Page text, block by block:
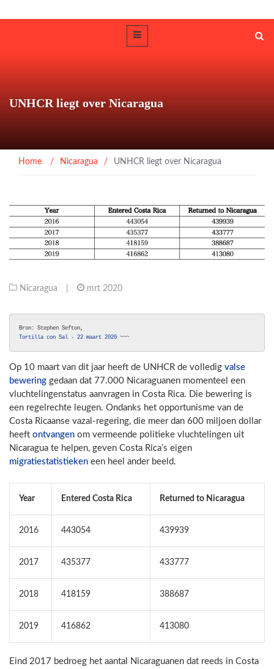
UNHCR liegt over Nicaragua
Home / Nicaragua / UNHCR liegt over Nicaragua
Nicaragua mrt 2020
Tortilla con Sal - 22 maart 2020 ~~~
Op 10 maart van dit jaar heeft de UNHCR de volledig valse
bewering gedaan dat 77.000 Nicaraguanen momenteel een
vluchtelingenstatus aanvragen in Costa Rica. Die bewering is
een regelrechte leugen. Ondanks het opportunisme van de
Costa Ricaanse vazal-regering, die meer dan 600 miljoen dollar
heeft ontvangen om vermeende politieke vluchtelingen uit
Nicaragua te helpen, geven Costa Rica’s eigen
migratiestatistieken een heel ander beeld.
Year Entered Costa Rica Returned to Nicaragua
2016 443054 439939
2017 435377 433777
2018 418159 388687
2019 416862 413080
Eind 2017 bedroeg het aantal Nicaraguanen dat reeds in Costa